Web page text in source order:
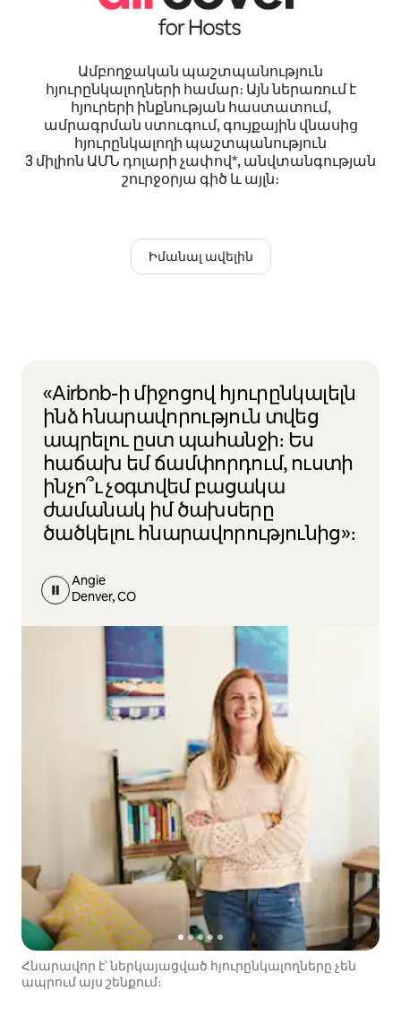
Ամբողջական պաշտպանություն
հյուրընկալողների համար։ Այն ներառում է
հյուրերի ինքնության հաստատում,
ամրագրման ստուգում, գույքային վնասից
հյուրընկալողի պաշտպանություն
3 միլիոն ԱՄՆ դոլարի չափով*, անվտանգության
շուրջօրյա գիծ և այլն։
Իմանալ ավելին
«Airbnb-ի միջոցով հյուրընկալելն
ինձ հնարավորություն տվեց
ապրելու ըստ պահանջի։ Ես
հաճախ եմ ճամփորդում, ուստի
ինչո՞ւ չօգտվեմ բացակա
ժամանակ իմ ծախսերը
ծածկելու հնարավորությունից»։
Angie
Denver, CO
Հնարավոր է՝ ներկայացված հյուրընկալողները չեն
ապրում այս շենքում։